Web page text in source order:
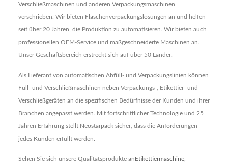
Verschließmaschinen und anderen Verpackungsmaschinen
verschrieben. Wir bieten Flaschenverpackungslösungen an und helfen
seit über 20 Jahren, die Produktion zu automatisieren. Wir bieten auch
professionellen OEM-Service und maßgeschneiderte Maschinen an.
Unser Geschäftsbereich erstreckt sich auf über 50 Länder.
Als Lieferant von automatischen Abfüll- und Verpackungslinien können
Füll- und Verschließmaschinen neben Verpackungs-, Etikettier- und
Verschließgeräten an die spezifischen Bedürfnisse der Kunden und ihrer
Branchen angepasst werden. Mit fortschrittlicher Technologie und 25
Jahren Erfahrung stellt Neostarpack sicher, dass die Anforderungen
jedes Kunden erfüllt werden.
Sehen Sie sich unsere Qualitätsprodukte anEtikettiermaschine